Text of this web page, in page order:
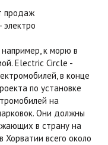
к морю в
Electric Circle -
в конце
по установке
на
Они должны
в страну на
Хорватии всего около